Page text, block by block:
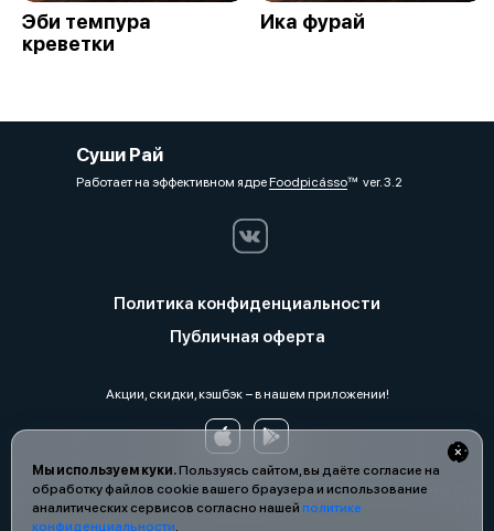
Мы используем куки.Пользуясь сайтом, вы даёте согласие на
обработку файлов cookie вашего браузера и использование
аналитических сервисов согласно нашей политике
конфиденциальности.
Эби темпура
креветки
Ика фурай
Суши Рай
Работает на эффективном ядреFoodpicássover. 3.2
Политика конфиденциальности
Публичная оферта
Акции, скидки, кэшбэк − в нашем приложении!